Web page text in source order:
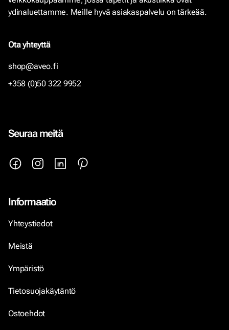
ydinaluettamme. Meille hyvä asiakaspalvelu on tärkeää.
Ota yhteyttä
shop@aveo.fi
+358 (0)50 322 9952
Seuraa meitä
Informaatio
Yhteystiedot
Meistä
Ympäristö
Tietosuojakäytäntö
Ostoehdot